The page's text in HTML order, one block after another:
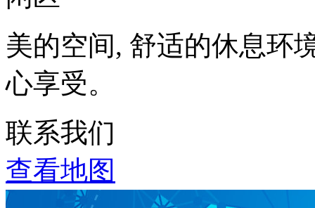
美的空间, 舒适的休息环
心享受。
联系我们
查看地图